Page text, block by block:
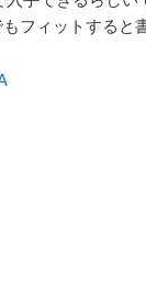
フィットすると